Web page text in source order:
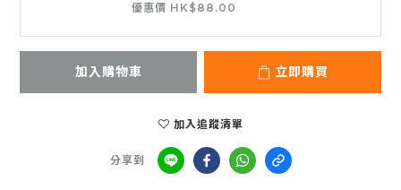
優惠價 HK$88.00
加入購物車 立即購買
加入追蹤清單
分享到